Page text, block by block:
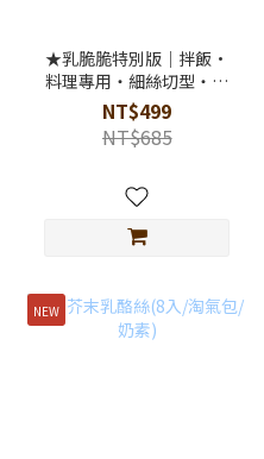
★乳脆脆特別版｜拌飯·
料理專用・細絲切型・奶
素
NT$499
NT$685
NEW